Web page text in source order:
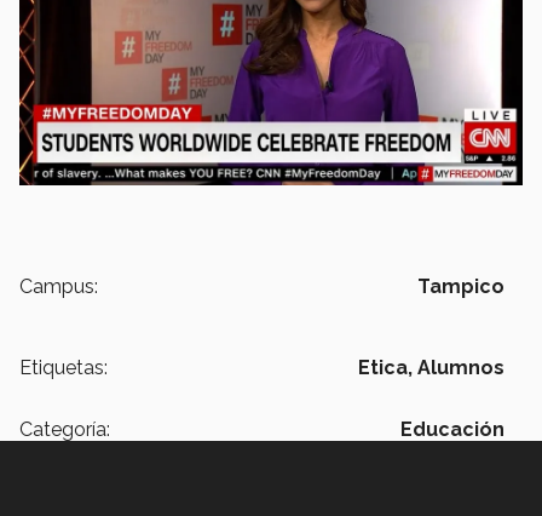
Campus: Tampico
Etiquetas: Etica, Alumnos
Categoría: Educación